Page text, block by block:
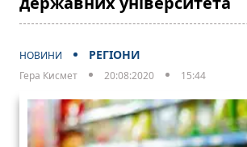
НОВИНИ РЕГІОНИ
Гера Кисмет 20:08:2020 15:44